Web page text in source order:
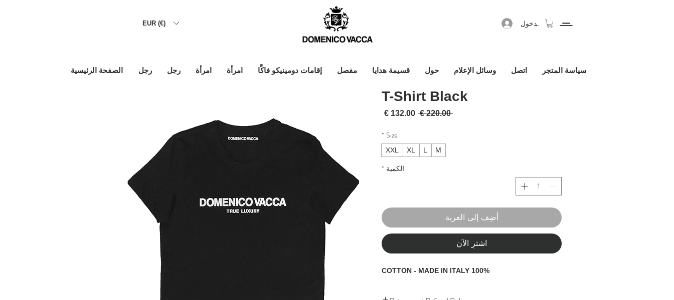
EUR (€) تسجيل الدخول
الصفحة الرئيسية رجل رجل امرأة امرأة إقامات دومينيكو فاكَّا مفصل قسيمة هدايا حول وسائل الإعلام اتصل سياسة المتجر
T-Shirt Black
‏220.00 € سعر عاديسعر البيع
Size
*
M
L
XL
XXL
الكمية *
أضِف إلى العربة
اشترِ الآن
100% COTTON - MADE IN ITALY